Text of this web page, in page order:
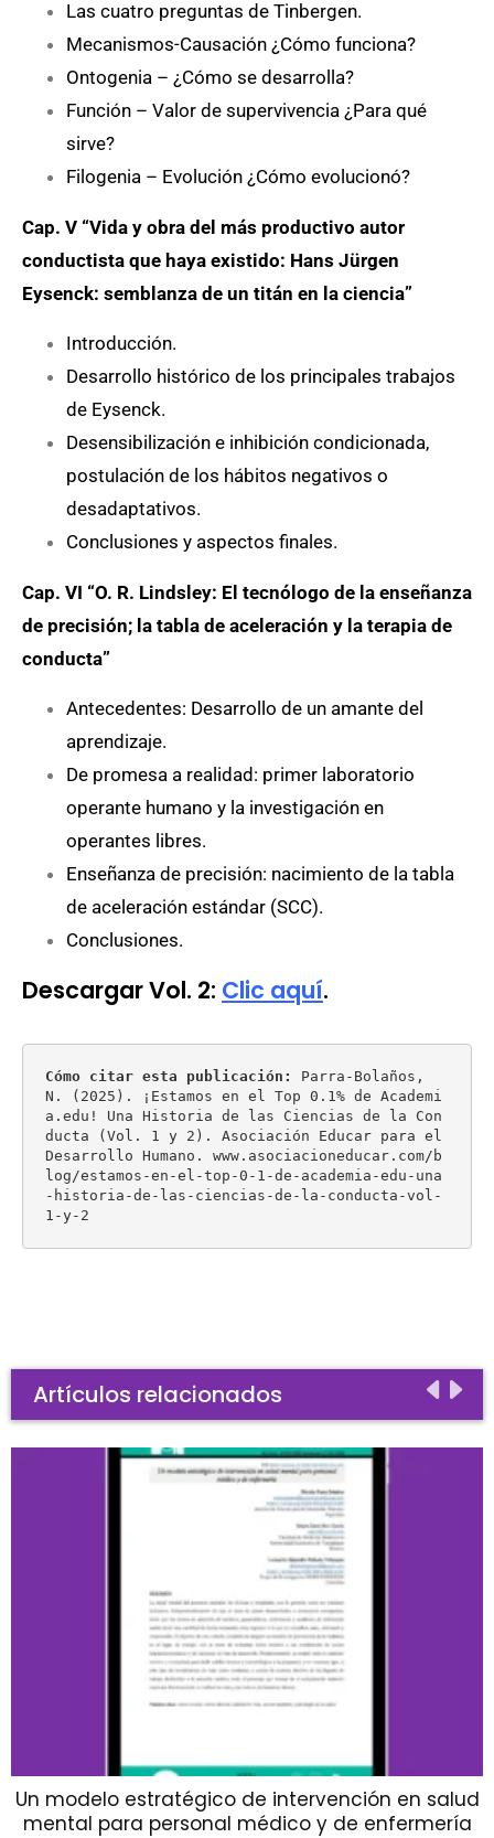
Las cuatro preguntas de Tinbergen.
Mecanismos-Causación ¿Cómo funciona?
Ontogenia – ¿Cómo se desarrolla?
Función – Valor de supervivencia ¿Para qué
sirve?
Filogenia – Evolución ¿Cómo evolucionó?
Cap. V “Vida y obra del más productivo autor
conductista que haya existido: Hans Jürgen
Eysenck: semblanza de un titán en la ciencia”
Introducción.
Desarrollo histórico de los principales trabajos
de Eysenck.
Desensibilización e inhibición condicionada,
postulación de los hábitos negativos o
desadaptativos.
Conclusiones y aspectos finales.
Cap. VI “O. R. Lindsley: El tecnólogo de la enseñanza
de precisión; la tabla de aceleración y la terapia de
conducta”
Antecedentes: Desarrollo de un amante del
aprendizaje.
De promesa a realidad: primer laboratorio
operante humano y la investigación en
operantes libres.
Enseñanza de precisión: nacimiento de la tabla
de aceleración estándar (SCC).
Conclusiones.
Descargar Vol. 2: Clic aquí.
Cómo citar esta publicación: Parra-Bolaños,
N. (2025). ¡Estamos en el Top 0.1% de Academi
a.edu! Una Historia de las Ciencias de la Con
ducta (Vol. 1 y 2). Asociación Educar para el
Desarrollo Humano. www.asociacioneducar.com/b
log/estamos-en-el-top-0-1-de-academia-edu-una
-historia-de-las-ciencias-de-la-conducta-vol-
1-y-2
Artículos relacionados
Un modelo estratégico de intervención en salud
mental para personal médico y de enfermería